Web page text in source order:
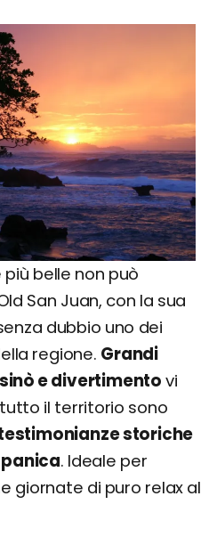
belle non può
San Juan, con la sua
dubbio uno dei
regione. Grandi
e divertimento vi
il territorio sono
storiche
. Ideale per
giornate di puro relax al